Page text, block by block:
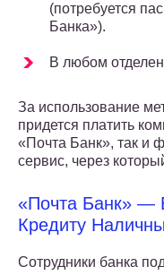
(потребуется
Банка»).
В любом
За использование
придется платить
«Почта Банк», так и
сервис, через
«Почта Банк» —
Кредиту
Сотрудники банка